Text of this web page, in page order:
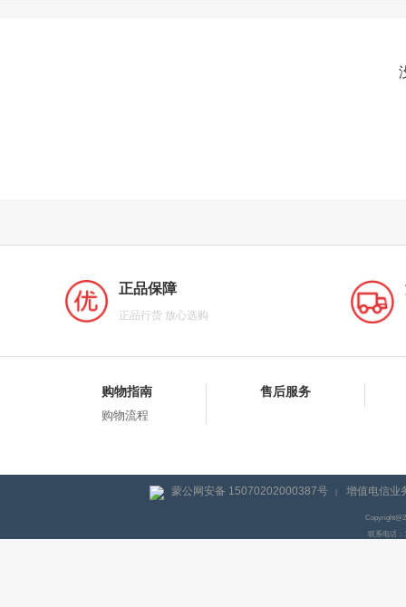
正品保障
正品行货 放心选购
购物指南
购物流程
售后服务
蒙公网安备 15070202000387号 | 增值电信业
联系电话：